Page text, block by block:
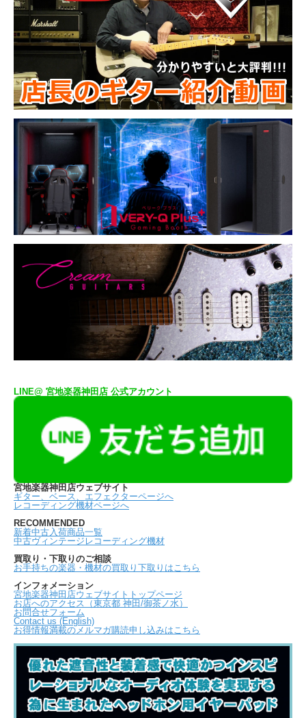
LINE@ 宮地楽器神田店 公式アカウント
宮地楽器神田店ウェブサイト
ギター、ベース、エフェクターページへ
レコーディング機材ページへ
RECOMMENDED
新着中古入荷商品一覧
中古ヴィンテージレコーディング機材
買取り・下取りのご相談
お手持ちの楽器・機材の買取り下取りはこちら
インフォメーション
宮地楽器神田店ウェブサイトトップページ
お店へのアクセス（東京都 神田/御茶ノ水）
お問合せフォーム
Contact us (English)
お得情報満載のメルマガ購読申し込みはこちら